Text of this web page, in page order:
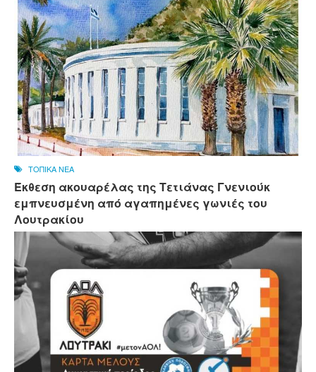
ΤΟΠΙΚΑ ΝΕΑ
Έκθεση ακουαρέλας της Τετιάνας Γνενιούκ
εμπνευσμένη από αγαπημένες γωνιές του
Λουτρακίου